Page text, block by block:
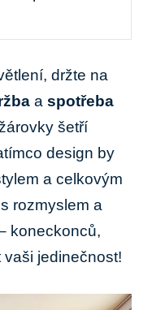
držte na
a spotřeba
šetří
design by
a celkovým
rozmyslem a
koneckonců,
jedinečnost!